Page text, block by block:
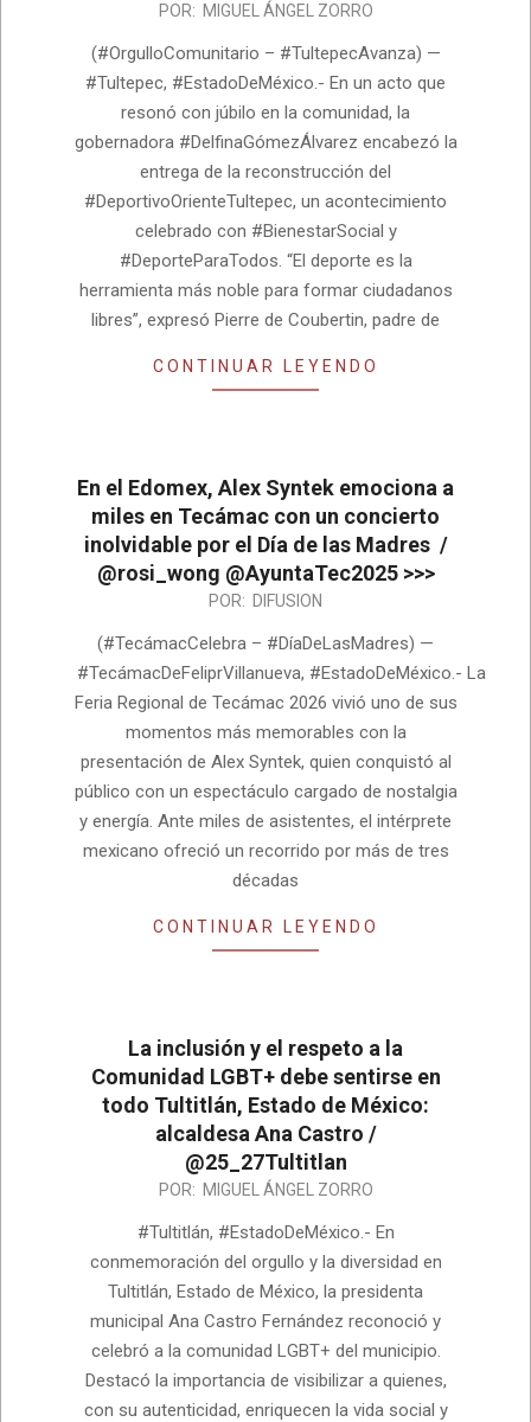
05-
POR: MIGUEL ÁNGEL ZORRO
(#OrgulloComunitario – #TultepecAvanza) —
#Tultepec, #EstadoDeMéxico.- En un acto que
resonó con júbilo en la comunidad, la
gobernadora #DelfinaGómezÁlvarez encabezó la
entrega de la reconstrucción del
#DeportivoOrienteTultepec, un acontecimiento
celebrado con #BienestarSocial y
#DeporteParaTodos. “El deporte es la
herramienta más noble para formar ciudadanos
libres”, expresó Pierre de Coubertin, padre de
CONTINUAR LEYENDO
En el Edomex, Alex Syntek emociona a
miles en Tecámac con un concierto
inolvidable por el Día de las Madres /
@rosi_wong @AyuntaTec2025 >>>
POR: DIFUSION
(#TecámacCelebra – #DíaDeLasMadres) —
#TecámacDeFeliprVillanueva, #EstadoDeMéxico.- La
Feria Regional de Tecámac 2026 vivió uno de sus
momentos más memorables con la
presentación de Alex Syntek, quien conquistó al
público con un espectáculo cargado de nostalgia
y energía. Ante miles de asistentes, el intérprete
mexicano ofreció un recorrido por más de tres
décadas
CONTINUAR LEYENDO
La inclusión y el respeto a la
Comunidad LGBT+ debe sentirse en
todo Tultitlán, Estado de México:
alcaldesa Ana Castro /
@25_27Tultitlan
POR: MIGUEL ÁNGEL ZORRO
#Tultitlán, #EstadoDeMéxico.- En
conmemoración del orgullo y la diversidad en
Tultitlán, Estado de México, la presidenta
municipal Ana Castro Fernández reconoció y
celebró a la comunidad LGBT+ del municipio.
Destacó la importancia de visibilizar a quienes,
con su autenticidad, enriquecen la vida social y